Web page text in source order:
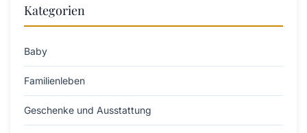
Kategorien
Baby
Familienleben
Geschenke und Ausstattung